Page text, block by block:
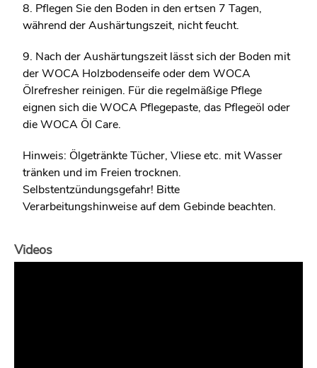
8. Pflegen Sie den Boden in den ertsen 7 Tagen,
während der Aushärtungszeit, nicht feucht.
9. Nach der Aushärtungszeit lässt sich der Boden mit
der WOCA Holzbodenseife oder dem WOCA
Ölrefresher reinigen. Für die regelmäßige Pflege
eignen sich die WOCA Pflegepaste, das Pflegeöl oder
die WOCA Öl Care.
Hinweis: Ölgetränkte Tücher, Vliese etc. mit Wasser
tränken und im Freien trocknen.
Selbstentzündungsgefahr! Bitte
Verarbeitungshinweise auf dem Gebinde beachten.
Videos